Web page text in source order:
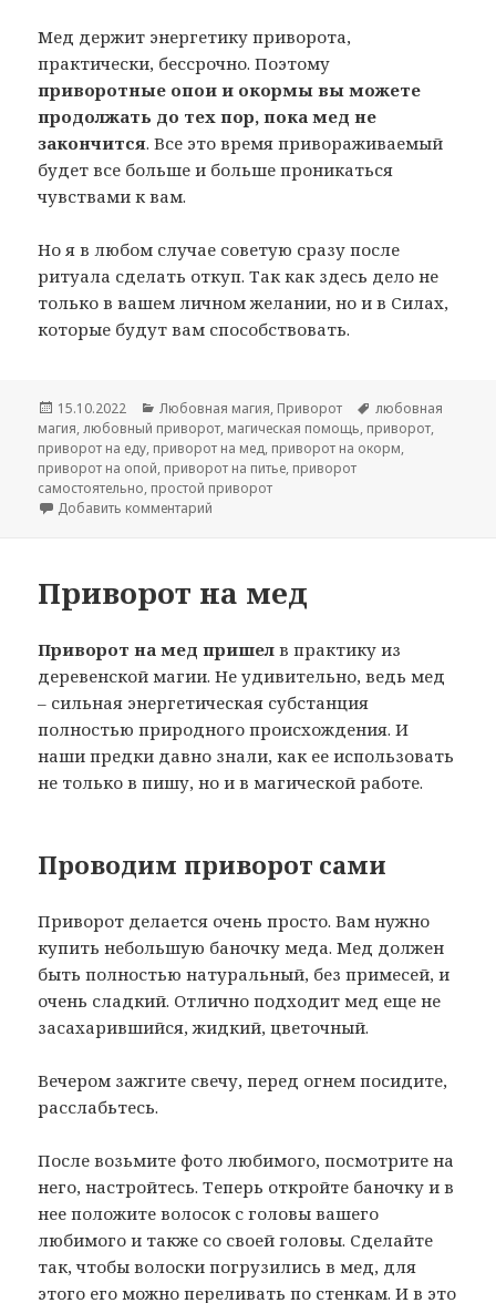
Мед держит энергетику приворота,
практически, бессрочно. Поэтому
приворотные опои и окормы вы можете
продолжать до тех пор, пока мед не
закончится. Все это время привораживаемый
будет все больше и больше проникаться
чувствами к вам.
Но я в любом случае советую сразу после
ритуала сделать откуп. Так как здесь дело не
только в вашем личном желании, но и в Силах,
которые будут вам способствовать.
Опубликовано
15.10.2022 Рубрики
Любовная магия, Приворот Метки
любовная
магия,любовный приворот, магическая помощь, приворот,
приворот на еду, приворот на мед, приворот на окорм,
приворот на опой, приворот на питье, приворот
самостоятельно, простой приворот
Добавить комментарий
Приворот на мед
Приворот на мед пришел в практику из
деревенской магии. Не удивительно, ведь мед
– сильная энергетическая субстанция
полностью природного происхождения. И
наши предки давно знали, как ее использовать
не только в пишу, но и в магической работе.
Проводим приворот сами
Приворот делается очень просто. Вам нужно
купить небольшую баночку меда. Мед должен
быть полностью натуральный, без примесей, и
очень сладкий. Отлично подходит мед еще не
засахарившийся, жидкий, цветочный.
Вечером зажгите свечу, перед огнем посидите,
расслабьтесь.
После возьмите фото любимого, посмотрите на
него, настройтесь. Теперь откройте баночку и в
нее положите волосок с головы вашего
любимого и также со своей головы. Сделайте
так, чтобы волоски погрузились в мед, для
этого его можно переливать по стенкам. И в это